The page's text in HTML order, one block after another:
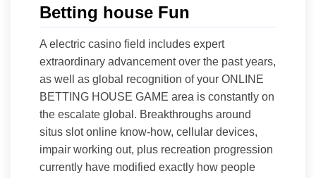
Betting house Fun
A electric casino field includes expert
extraordinary advancement over the past years,
as well as global recognition of your ONLINE
BETTING HOUSE GAME area is constantly on
the escalate global. Breakthroughs around
situs slot online know-how, cellular devices,
impair working out, plus recreation progression
currently have modified exactly how people